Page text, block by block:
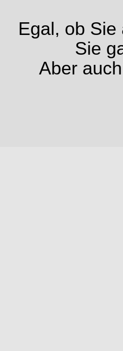
Egal, ob
Sie
Aber